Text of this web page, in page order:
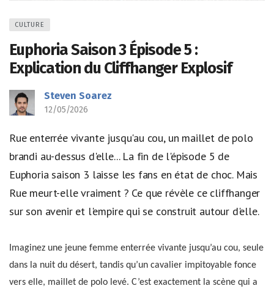
CULTURE
Euphoria Saison 3 Épisode 5 :
Explication du Cliffhanger Explosif
Steven Soarez
12/05/2026
Rue enterrée vivante jusqu'au cou, un maillet de polo
brandi au-dessus d'elle... La fin de l'épisode 5 de
Euphoria saison 3 laisse les fans en état de choc. Mais
Rue meurt-elle vraiment ? Ce que révèle ce cliffhanger
sur son avenir et l'empire qui se construit autour d'elle.
Imaginez une jeune femme enterrée vivante jusqu’au cou, seule
dans la nuit du désert, tandis qu’un cavalier impitoyable fonce
vers elle, maillet de polo levé. C’est exactement la scène qui a